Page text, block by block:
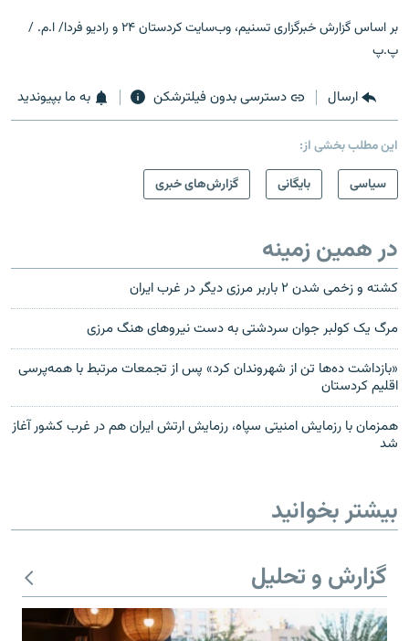
بر اساس گزارش خبرگزاری تسنیم، وب‌سایت کردستان ۲۴ و رادیو فردا/ ا.م. /
پ.پ
ارسال دسترسی بدون فیلترشکن به ما بپیوندید
این مطلب بخشی از:
سیاسی
بایگانی گزارش‌های خبری
در همین زمینه
کشته و زخمی شدن ۲ باربر مرزی دیگر در غرب ایران
مرگ یک کولبر جوان سردشتی به دست نیروهای هنگ مرزی
«بازداشت ده‌ها تن از شهروندان کرد» پس از تجمعات مرتبط با همه‌پرسی
اقلیم کردستان
همزمان با رزمایش امنیتی سپاه، رزمایش ارتش ایران هم در غرب کشور آغاز
شد
بیشتر بخوانید
گزارش و تحلیل